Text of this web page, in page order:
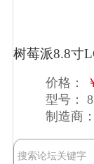
树莓派8.8寸
价格：
型号：
制造商：